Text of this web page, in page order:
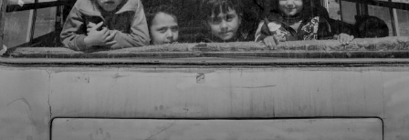
AKTUÁLNE
ZAPOJTE SA
APOTEKA + PINAKOTEKA